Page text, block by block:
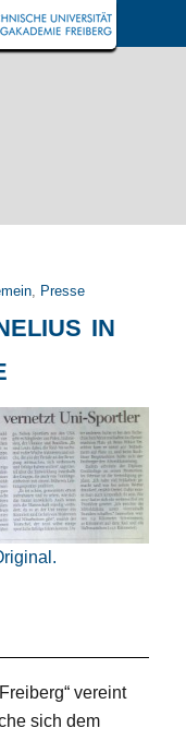
, Presse
in
vereint
sich dem